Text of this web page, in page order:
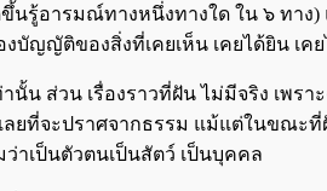
รู้อารมณ์ทางหนึ่งทางใด ใน ๖ ทาง
บัญญัติของสิ่งที่เคยเห็น เคยได้ยิน เ
น ส่วน เรื่องราวที่ฝัน ไม่มีจริง เพ
ที่จะปราศจากธรรม แม้แต่ในขณะ
าเป็นตัวตนเป็นสัตว์ เป็นบุคคล